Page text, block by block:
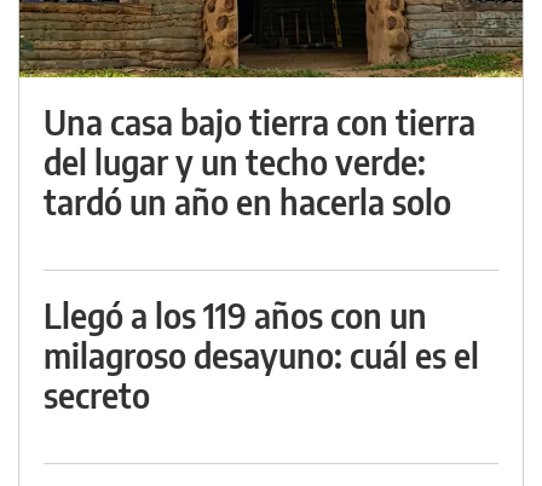
Una casa bajo tierra con tierra
del lugar y un techo verde:
tardó un año en hacerla solo
Llegó a los 119 años con un
milagroso desayuno: cuál es el
secreto